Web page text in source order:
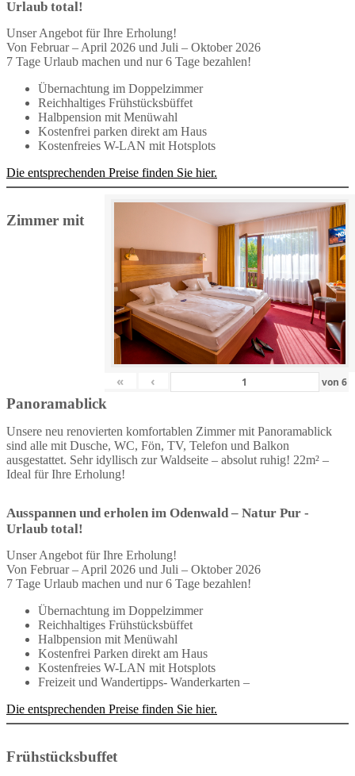
Urlaub total!
Unser Angebot für Ihre Erholung!
Von Februar – April 2026 und Juli – Oktober 2026
7 Tage Urlaub machen und nur 6 Tage bezahlen!
Übernachtung im Doppelzimmer
Reichhaltiges Frühstücksbüffet
Halbpension mit Menüwahl
Kostenfrei parken direkt am Haus
Kostenfreies W-LAN mit Hotsplots
Die entsprechenden Preise finden Sie hier.
« ‹ von 6
Zimmer mit
Panoramablick
Unsere neu renovierten komfortablen Zimmer mit Panoramablick
sind alle mit Dusche, WC, Fön, TV, Telefon und Balkon
ausgestattet. Sehr idyllisch zur Waldseite – absolut ruhig! 22m² –
Ideal für Ihre Erholung!
Ausspannen und erholen im Odenwald – Natur Pur -
Urlaub total!
Unser Angebot für Ihre Erholung!
Von Februar – April 2026 und Juli – Oktober 2026
7 Tage Urlaub machen und nur 6 Tage bezahlen!
Übernachtung im Doppelzimmer
Reichhaltiges Frühstücksbüffet
Halbpension mit Menüwahl
Kostenfrei Parken direkt am Haus
Kostenfreies W-LAN mit Hotsplots
Freizeit und Wandertipps- Wanderkarten –
Die entsprechenden Preise finden Sie hier.
Frühstücksbuffet